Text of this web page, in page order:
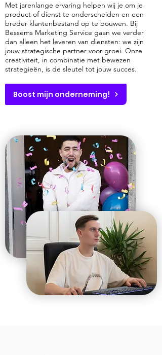
Met jarenlange ervaring helpen wij je om je
product of dienst te onderscheiden en een
breder klantenbestand op te bouwen. Bij
Bessems Marketing Service gaan we verder
dan alleen het leveren van diensten: we zijn
jouw strategische partner voor groei. Onze
creativiteit, in combinatie met bewezen
strategieën, is de sleutel tot jouw succes.
Boost mijn onderneming!